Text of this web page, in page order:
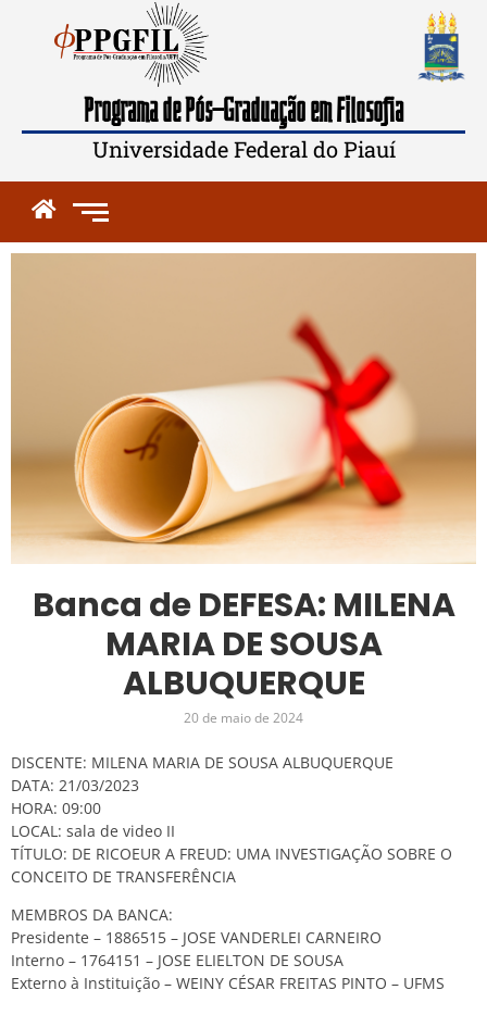
Programa de Pós-Graduação em Filosofia
Universidade Federal do Piauí
Banca de DEFESA: MILENA
MARIA DE SOUSA
ALBUQUERQUE
20 de maio de 2024
DISCENTE: MILENA MARIA DE SOUSA ALBUQUERQUE
DATA: 21/03/2023
HORA: 09:00
LOCAL: sala de video II
TÍTULO: DE RICOEUR A FREUD: UMA INVESTIGAÇÃO SOBRE O
CONCEITO DE TRANSFERÊNCIA
MEMBROS DA BANCA:
Presidente – 1886515 – JOSE VANDERLEI CARNEIRO
Interno – 1764151 – JOSE ELIELTON DE SOUSA
Externo à Instituição – WEINY CÉSAR FREITAS PINTO – UFMS